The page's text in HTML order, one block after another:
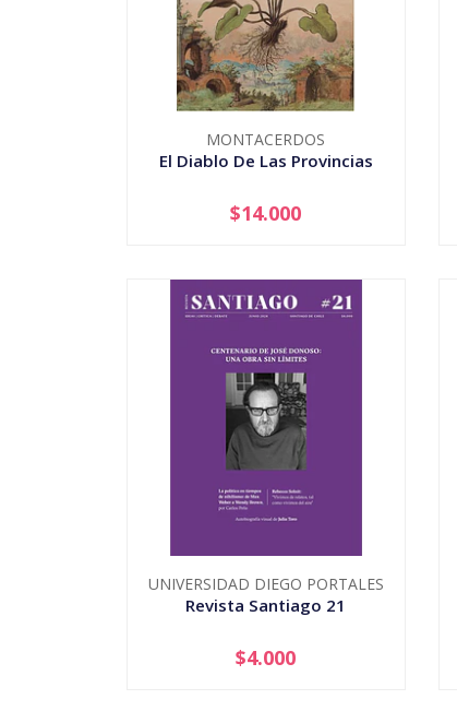
MONTACERDOS
El Diablo De Las Provincias
+
$14.000
UNIVERSIDAD DIEGO PORTALES
Revista Santiago 21
+
$4.000